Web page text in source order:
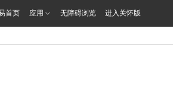
首页 应用 无障碍浏览 进入关怀版